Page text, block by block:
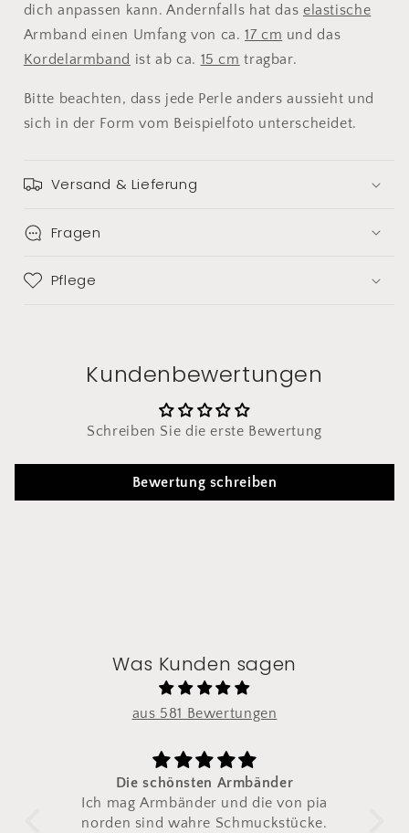
dich anpassen kann. Andernfalls hat das elastische
Armband einen Umfang von ca.17 cm und das
Kordelarmband ist ab ca. 15 cm tragbar.
Bitte beachten, dass jede Perle anders aussieht und
sich in der Form vom Beispielfoto unterscheidet.
Versand & Lieferung
Fragen
Pflege
Kundenbewertungen
Schreiben Sie die erste Bewertung
Bewertung schreiben
Was Kunden sagen
aus 581 Bewertungen
die von pia
Zum zweiten mal bestellt
Ich habe dieses Armband zum
zweiten mal bestellt.